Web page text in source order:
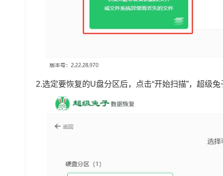
2.选定要恢复的U盘分区后，点击“开始扫描”，超级